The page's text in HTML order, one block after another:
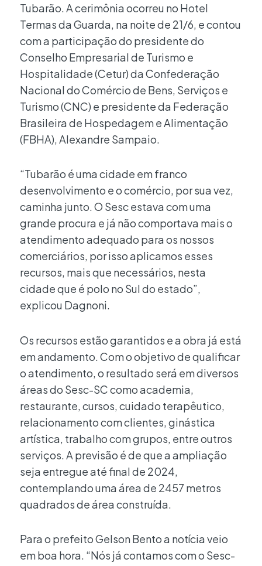
Tubarão. A cerimônia ocorreu no Hotel
Termas da Guarda, na noite de 21/6, e contou
com a participação do presidente do
Conselho Empresarial de Turismo e
Hospitalidade (Cetur) da Confederação
Nacional do Comércio de Bens, Serviços e
Turismo (CNC) e presidente da Federação
Brasileira de Hospedagem e Alimentação
(FBHA), Alexandre Sampaio.
“Tubarão é uma cidade em franco
desenvolvimento e o comércio, por sua vez,
caminha junto. O Sesc estava com uma
grande procura e já não comportava mais o
atendimento adequado para os nossos
comerciários, por isso aplicamos esses
recursos, mais que necessários, nesta
cidade que é polo no Sul do estado”,
explicou Dagnoni.
Os recursos estão garantidos e a obra já está
em andamento. Com o objetivo de qualificar
o atendimento, o resultado será em diversos
áreas do Sesc-SC como academia,
restaurante, cursos, cuidado terapêutico,
relacionamento com clientes, ginástica
artística, trabalho com grupos, entre outros
serviços. A previsão é de que a ampliação
seja entregue até final de 2024,
contemplando uma área de 2457 metros
quadrados de área construída.
Para o prefeito Gelson Bento a notícia veio
em boa hora. “Nós já contamos com o Sesc-